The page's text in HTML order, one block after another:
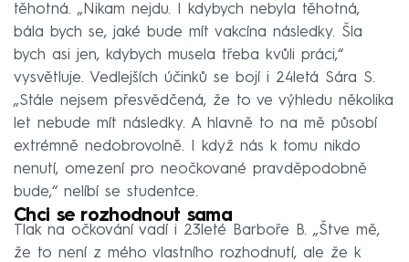
těhotná. „Nikam nejdu. I kdybych nebyla těhotná,
bála bych se, jaké bude mít vakcína následky. Šla
bych asi jen, kdybych musela třeba kvůli práci,“
vysvětluje. Vedlejších účinků se bojí i 24letá Sára S.
„Stále nejsem přesvědčená, že to ve výhledu několika
let nebude mít následky. A hlavně to na mě působí
extrémně nedobrovolně. I když nás k tomu nikdo
nenutí, omezení pro neočkované pravděpodobně
bude,“ nelíbí se studentce.
Chci se rozhodnout sama
Tlak na očkování vadí i 23leté Barboře B. „Štve mě,
že to není z mého vlastního rozhodnutí, ale že k